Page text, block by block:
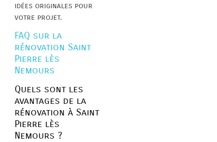
idées originales pour
votre projet.
FAQ sur la
rénovation Saint
Pierre lès
Nemours
Quels sont les
avantages de la
rénovation à Saint
Pierre lès
Nemours ?